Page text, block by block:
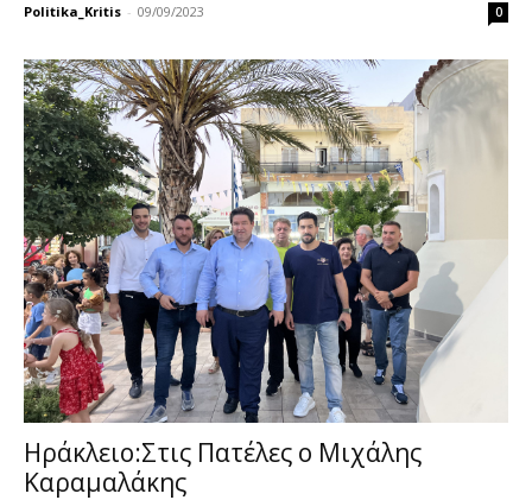
Politika_Kritis - 09/09/2023 0
Ηράκλειο:Στις Πατέλες ο Μιχάλης
Καραμαλάκης